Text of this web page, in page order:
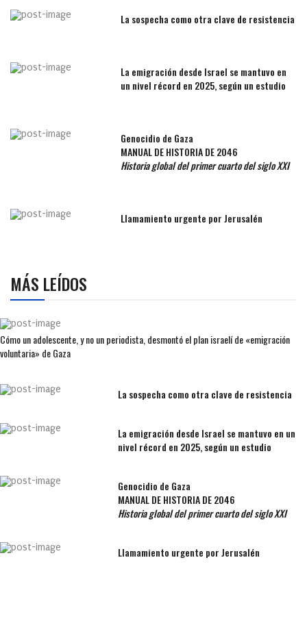
La sospecha como otra clave de resistencia
La emigración desde Israel se mantuvo en
un nivel récord en 2025, según un estudio
Genocidio de Gaza
MANUAL DE HISTORIA DE 2046
Historia global del primer cuarto del siglo XXI
Llamamiento urgente por Jerusalén
MÁS LEÍDOS
Cómo un adolescente, y no un periodista, desmontó el plan israelí de «emigración
voluntaria» de Gaza
La sospecha como otra clave de resistencia
La emigración desde Israel se mantuvo en un
nivel récord en 2025, según un estudio
Genocidio de Gaza
MANUAL DE HISTORIA DE 2046
Historia global del primer cuarto del siglo XXI
Llamamiento urgente por Jerusalén